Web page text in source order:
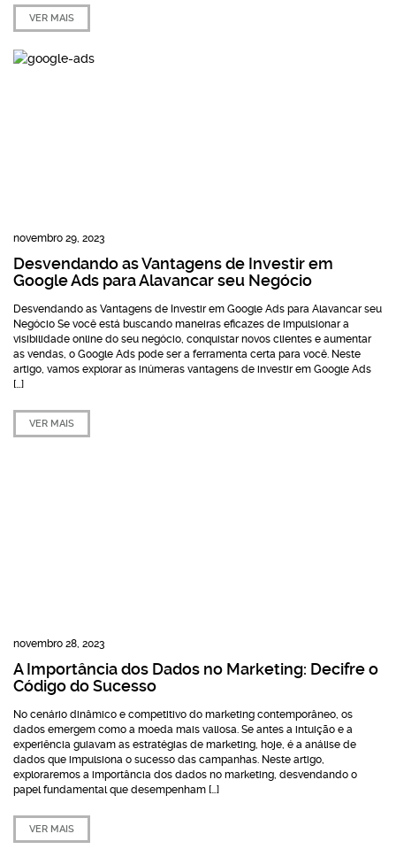
VER MAIS
novembro 29, 2023
Desvendando as Vantagens de Investir em
Google Ads para Alavancar seu Negócio
Desvendando as Vantagens de Investir em Google Ads para Alavancar seu
Negócio Se você está buscando maneiras eficazes de impulsionar a
visibilidade online do seu negócio, conquistar novos clientes e aumentar
as vendas, o Google Ads pode ser a ferramenta certa para você. Neste
artigo, vamos explorar as inúmeras vantagens de investir em Google Ads
[…]
VER MAIS
novembro 28, 2023
A Importância dos Dados no Marketing: Decifre o
Código do Sucesso
No cenário dinâmico e competitivo do marketing contemporâneo, os
dados emergem como a moeda mais valiosa. Se antes a intuição e a
experiência guiavam as estratégias de marketing, hoje, é a análise de
dados que impulsiona o sucesso das campanhas. Neste artigo,
exploraremos a importância dos dados no marketing, desvendando o
papel fundamental que desempenham […]
VER MAIS